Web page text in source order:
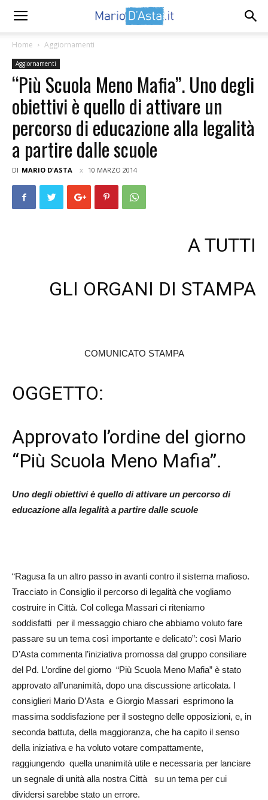
Home Aggiornamenti
Aggiornamenti
“Più Scuola Meno Mafia”. Uno degli
obiettivi è quello di attivare un
percorso di educazione alla legalità
a partire dalle scuole
DI MARIO D'ASTA 10 MARZO 2014
A TUTTI
GLI ORGANI DI STAMPA
COMUNICATO STAMPA
OGGETTO:
Approvato l’ordine del giorno
“Più Scuola Meno Mafia”.
Uno degli obiettivi è quello di attivare un percorso di
educazione alla legalità a partire dalle scuole
“Ragusa fa un altro passo in avanti contro il sistema mafioso.
Tracciato in Consiglio il percorso di legalità che vogliamo
costruire in Città. Col collega Massari ci riteniamo
soddisfatti per il messaggio chiaro che abbiamo voluto fare
passare su un tema così importante e delicato”: così Mario
D’Asta commenta l’iniziativa promossa dal gruppo consiliare
del Pd. L’ordine del giorno “Più Scuola Meno Mafia” è stato
approvato all’unanimità, dopo una discussione articolata. I
consiglieri Mario D’Asta e Giorgio Massari esprimono la
massima soddisfazione per il sostegno delle opposizioni, e, in
seconda battuta, della maggioranza, che ha capito il senso
della iniziativa e ha voluto votare compattamente,
raggiungendo quella unanimità utile e necessaria per lanciare
un segnale di unità alla nostra Città su un tema per cui
dividersi sarebbe stato un errore.